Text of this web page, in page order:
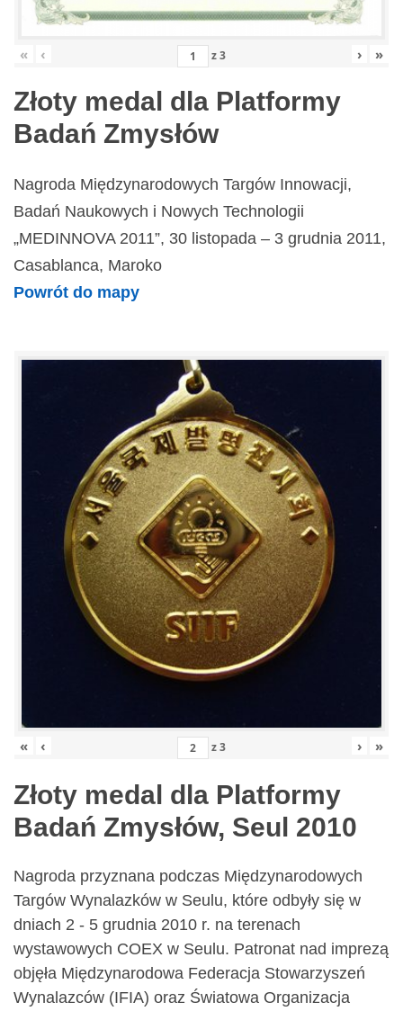
« ‹ z3 › »
Złoty medal dla Platformy
Badań Zmysłów
Nagroda Międzynarodowych Targów Innowacji,
Badań Naukowych i Nowych Technologii
„MEDINNOVA 2011”, 30 listopada – 3 grudnia 2011,
Casablanca, Maroko
Powrót do mapy
« ‹ z3 › »
Złoty medal dla Platformy
Badań Zmysłów, Seul 2010
Nagroda przyznana podczas Międzynarodowych
Targów Wynalazków w Seulu, które odbyły się w
dniach 2 - 5 grudnia 2010 r. na terenach
wystawowych COEX w Seulu. Patronat nad imprezą
objęła Międzynarodowa Federacja Stowarzyszeń
Wynalazców (IFIA) oraz Światowa Organizacja